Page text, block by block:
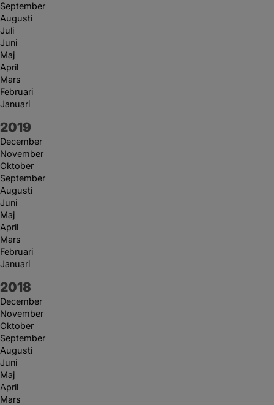
September
Augusti
Juli
Juni
Maj
April
Mars
Februari
Januari
År:
2019
December
November
Oktober
September
Augusti
Juni
Maj
April
Mars
Februari
Januari
År:
2018
December
November
Oktober
September
Augusti
Juni
Maj
April
Mars